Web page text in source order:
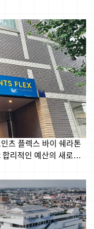
츠 플렉스 바이 쉐라톤
리적인 예산의 새로운